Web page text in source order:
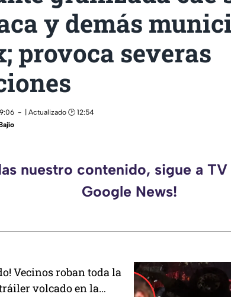
y demás
provoca severas
| Actualizado 🕑 12:54
nuestro contenido, sigue a
Google News!
Vecinos roban toda la
volcado en la